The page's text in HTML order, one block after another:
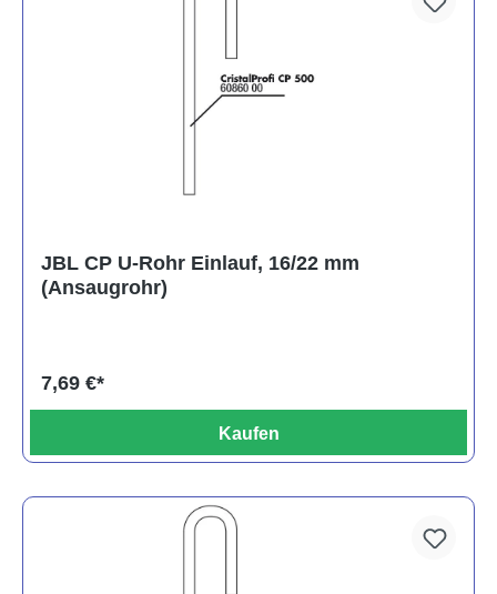
JBL CP U-Rohr Einlauf, 16/22 mm
(Ansaugrohr)
7,69 €*
Kaufen